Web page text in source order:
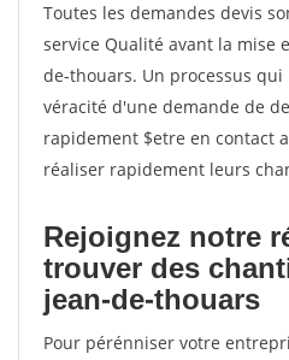
Toutes les demandes devis
service Qualité avant la mise
de-thouars. Un processus
véracité d'une demande de
rapidement $etre en contact
réaliser rapidement leurs
Rejoignez notre
trouver des
jean-de-thouars
Pour pérénniser votre